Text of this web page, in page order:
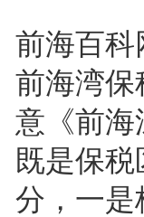
前海百科
前海湾保
意《前海
既是保
分，一是